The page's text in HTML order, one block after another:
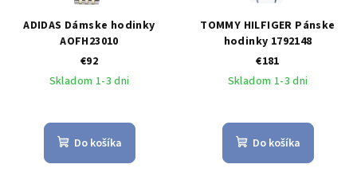
ADIDAS Dámske hodinky
AOFH23010
€92
Skladom 1-3 dni
Do košíka
TOMMY HILFIGER Pánske
hodinky 1792148
€181
Skladom 1-3 dni
Do košíka